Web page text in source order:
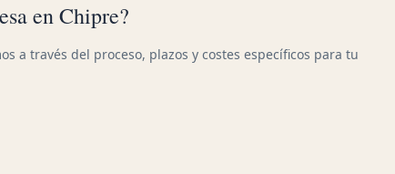
en Chipre?
a través del proceso, plazos y costes específicos para tu